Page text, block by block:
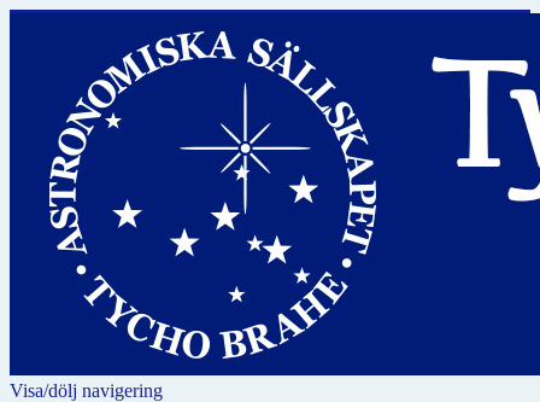
Visa/dölj navigering